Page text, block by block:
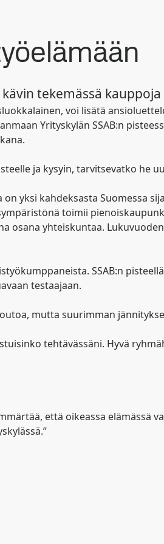
tekemässä kauppoja
voi lisätä
Yrityskylän SSAB:n
ja kysyin, tarvitsevatko he
yksi kahdeksasta Suomessa
toimii
osana yhteiskuntaa.
SSAB:n
testaajaan.
mutta suurimman
tehtävässäni. Hyvä
että oikeassa elämässä